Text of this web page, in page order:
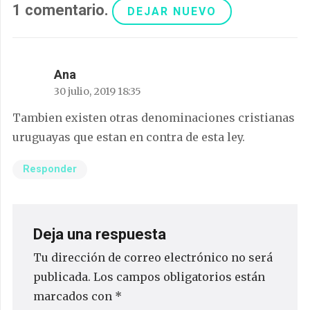
1 comentario. DEJAR NUEVO
Ana
30 julio, 2019 18:35
Tambien existen otras denominaciones cristianas
uruguayas que estan en contra de esta ley.
Responder
Deja una respuesta
Tu dirección de correo electrónico no será
publicada. Los campos obligatorios están
marcados con *